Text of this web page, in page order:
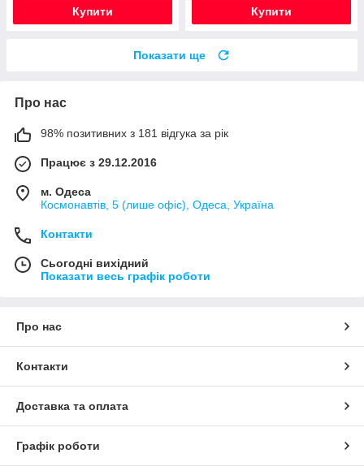
Купити Купити
Показати ще
Про нас
98% позитивних з 181 відгука за рік
Працює з 29.12.2016
м. Одеса
Космонавтів, 5 (лише офіс), Одеса, Україна
Контакти
Сьогодні вихідний
Показати весь графік роботи
Про нас
Контакти
Доставка та оплата
Графік роботи